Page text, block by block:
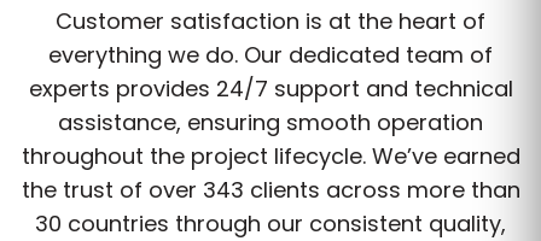
Customer satisfaction is at the heart of
everything we do. Our dedicated team of
experts provides 24/7 support and technical
assistance, ensuring smooth operation
throughout the project lifecycle. We’ve earned
the trust of over 343 clients across more than
30 countries through our consistent quality,